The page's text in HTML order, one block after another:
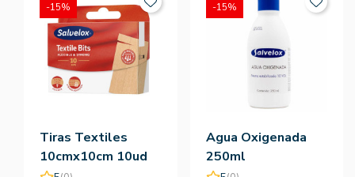
Tiras Textiles
10cmx10cm 10ud
-15%
Agua Oxigenada
250ml
-15%